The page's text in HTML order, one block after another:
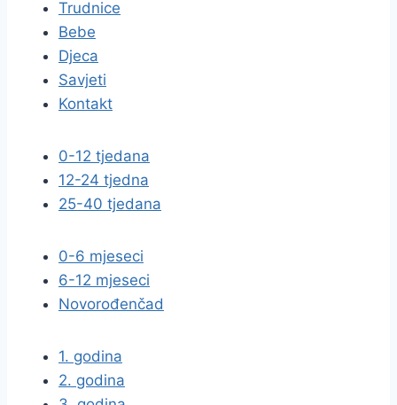
Trudnice
Bebe
Djeca
Savjeti
Kontakt
0-12 tjedana
12-24 tjedna
25-40 tjedana
0-6 mjeseci
6-12 mjeseci
Novorođenčad
1. godina
2. godina